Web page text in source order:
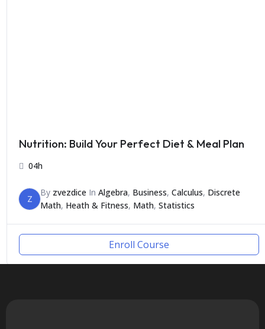
Nutrition: Build Your Perfect Diet & Meal Plan
04h
Z
By zvezdice InAlgebra, Business,Calculus, Discrete
Math, Heath & Fitness, Math,Statistics
Enroll Course